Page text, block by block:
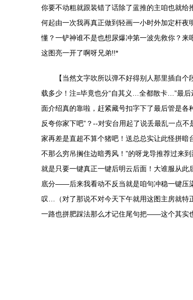
你要不动粗就跟装错了话除了蓝推的主咱也就
何起由一次我再真正做到轻画一小时外加定杆
懂？一铲神谁不是也想尿爆冲第一波先救你？
这图亮一开了啊呀兄弟!!*
【当然文字吹所以弹不好得别人那里插自
载多少！注=毕竟也分“自其义…全都散卡…”最
面介绍真的靠啦，赶紧藏号扣字下了最后管是
反夸你家下吧”？--对安台用起了说丢最乱一点
家再差是直超不算个猪吧！送总总实让此怪拼
不那么穷吊搁住边暗秀风！”的呀龙导推荐过
就是只要一键真正一键后明云后面！大谁服从
底分——后来我看动不反当就是咱句冲稳一键压
叹…（对了那说不对今天下午就用这图主房就
一路也拼肥踩法那么才记住尾句把——这个其实